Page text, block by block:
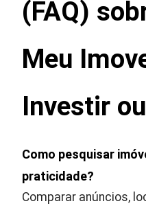
(FAQ)
Meu
Investir
Como pesquisar
praticidade?
Comparar anúncios,